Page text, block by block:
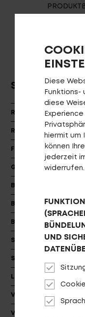
Rahmen Cityspeed
Rahmengrößen
Farbe matt-
Gabel Sport
Bremsen
Bremsscheiben
Bremshebel Tektro
Schalthebel
Schaltzugaußenhülle
Lenker
Vorbau PROCRAFT
Vorbaulänge
Diese
Funktions-
diese
hiermit um
können
jederzeit
widerrufen.
UND